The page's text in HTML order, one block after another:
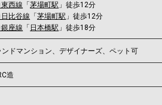
西線 「茅場町駅 」徒歩12分
比谷線 「茅場町駅 」徒歩12分
座線 「 日本橋駅 」徒歩18分
ンドマンション、デザイナーズ、ペット可
造